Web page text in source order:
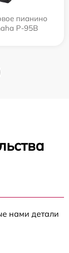
пианино
P-95B
нами детали